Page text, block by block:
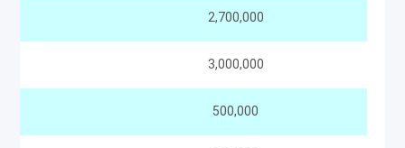
2,700,000
3,000,000
500,000